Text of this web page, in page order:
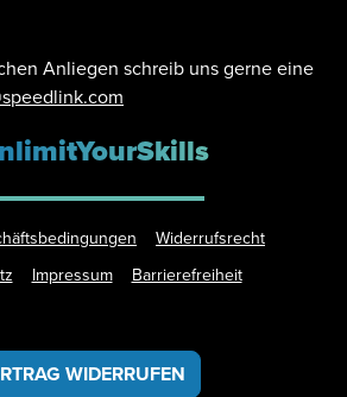
Anliegen schreib uns gerne eine
Widerrufsrecht
Impressum Barrierefreiheit
WIDERRUFEN